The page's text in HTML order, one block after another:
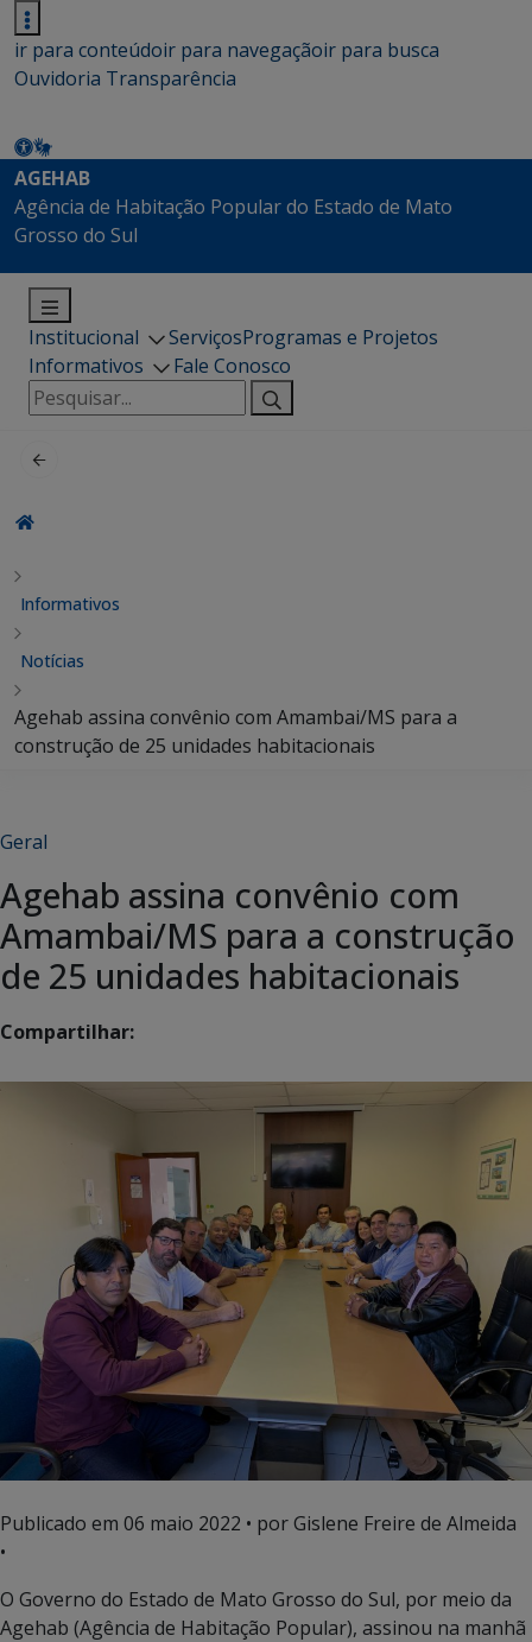
ir para conteúdoir para navegaçãoir para busca
Ouvidoria Transparência
AGEHAB
Agência de Habitação Popular do Estado de Mato
Grosso do Sul
Institucional ServiçosProgramas e Projetos
Informativos
Fale Conosco
Pesquisar
por:
Informativos
Notícias
Agehab assina convênio com Amambai/MS para a
construção de 25 unidades habitacionais
Geral
Agehab assina convênio com
Amambai/MS para a construção
de 25 unidades habitacionais
Compartilhar:
Publicado em 06 maio 2022 • por Gislene Freire de Almeida
•
O Governo do Estado de Mato Grosso do Sul, por meio da
Agehab (Agência de Habitação Popular), assinou na manhã